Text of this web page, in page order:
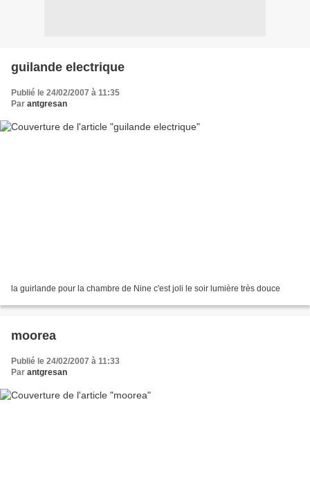
guilande electrique
Publié le 24/02/2007 à 11:35
Par antgresan
la guirlande pour la chambre de Nine c'est joli le soir lumière très douce
moorea
Publié le 24/02/2007 à 11:33
Par antgresan